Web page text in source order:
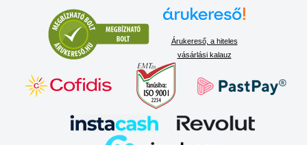
Árukereső, a hiteles
vásárlási kalauz